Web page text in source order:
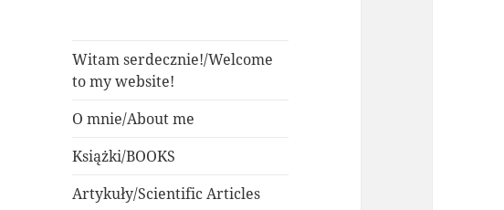
Witam serdecznie!/Welcome
to my website!
O mnie/About me
Książki/BOOKS
Artykuły/Scientific Articles